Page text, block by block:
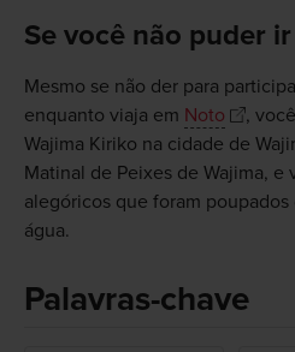
Se você não puder
Mesmo se não der para
enquanto viaja em Noto
,
Wajima Kiriko na cidade de
Matinal de Peixes de Wajima, e
alegóricos que foram
água.
Palavras-chave